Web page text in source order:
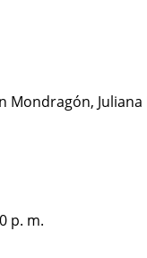
p. m.